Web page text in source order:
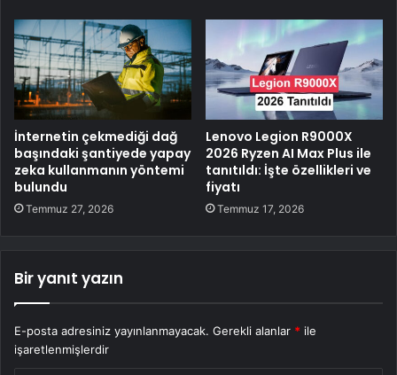
İnternetin çekmediği dağ
başındaki şantiyede yapay
zeka kullanmanın yöntemi
bulundu
Temmuz 27, 2026
Lenovo Legion R9000X
2026 Ryzen AI Max Plus ile
tanıtıldı: İşte özellikleri ve
fiyatı
Temmuz 17, 2026
Bir yanıt yazın
E-posta adresiniz yayınlanmayacak. Gerekli alanlar * ile
işaretlenmişlerdir